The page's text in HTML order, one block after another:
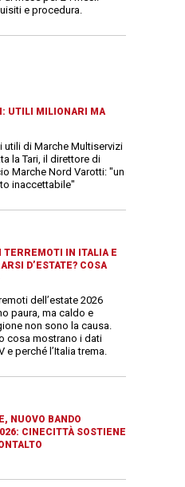
e procedura.
UTILI MILIONARI MA
utili di Marche Multiservizi
la Tari, il direttore di
Marche Nord Varotti: "un
inaccettabile"
TERREMOTI IN ITALIA E
D’ESTATE? COSA
dell’estate 2026
paura, ma caldo e
non sono la causa.
cosa mostrano i dati
e perché l’Italia trema.
NUOVO BANDO
CINECITTÀ SOSTIENE